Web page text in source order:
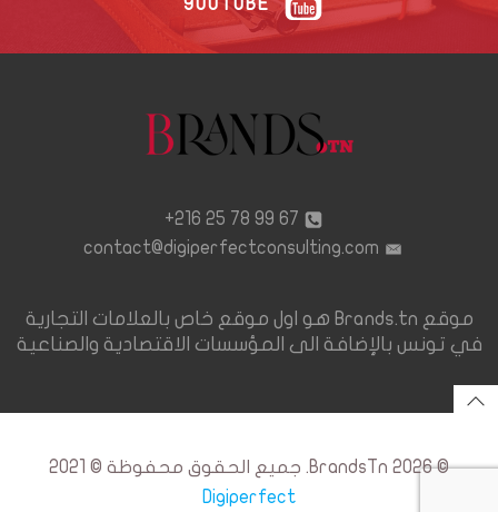
67 99 78 25 216+
contact@digiperfectconsulting.com
موقع Brands.tn هو اول موقع خاص بالعلامات التجارية
في تونس بالإضافة الى المؤسسات الاقتصادية والصناعية
© 2026 BrandsTn. جميع الحقوق محفوظة © 2021
Digiperfect